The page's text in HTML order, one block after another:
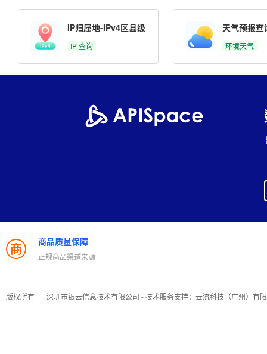
IP归属地-IPv4区县级
IP 查询
天气预报查
环境天气
商 商品质量保障
正规商品渠道来源
版权所有 深圳市银云信息技术有限公司 - 技术服务支持：云流科技（广州）有